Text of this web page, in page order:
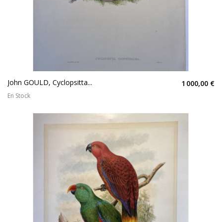
John GOULD, Cyclopsitta... 1 000,00 €
En Stock